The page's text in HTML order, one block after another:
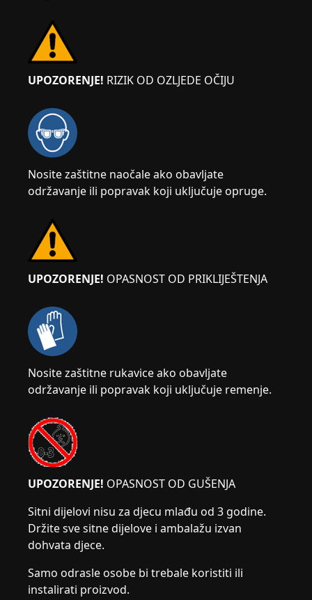
UPOZORENJE! RIZIK OD OZLJEDE OČIJU
Nosite zaštitne naočale ako obavljate
održavanje ili popravak koji uključuje opruge.
UPOZORENJE! OPASNOST OD PRIKLIJEŠTENJA
Nosite zaštitne rukavice ako obavljate
održavanje ili popravak koji uključuje remenje.
UPOZORENJE! OPASNOST OD GUŠENJA
Sitni dijelovi nisu za djecu mlađu od 3 godine.
Držite sve sitne dijelove i ambalažu izvan
dohvata djece.
Samo odrasle osobe bi trebale koristiti ili
instalirati proizvod.